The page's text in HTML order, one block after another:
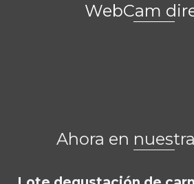
WebCam
Ahora en